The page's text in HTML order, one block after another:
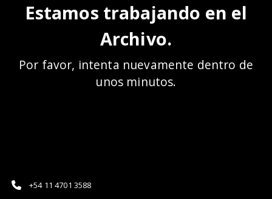
Estamos trabajando en el
Archivo.
Por favor, intenta nuevamente dentro de
unos minutos.
+54 11 4701 3588